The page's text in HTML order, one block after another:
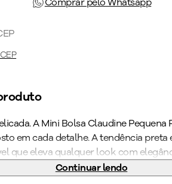
Comprar pelo Whatsapp
A Mini Bolsa Claudine Pequena
em cada detalhe. A tendência preta
que eleva qualquer look com
total. Esse modelo é uma alternativa
Continuar lendo